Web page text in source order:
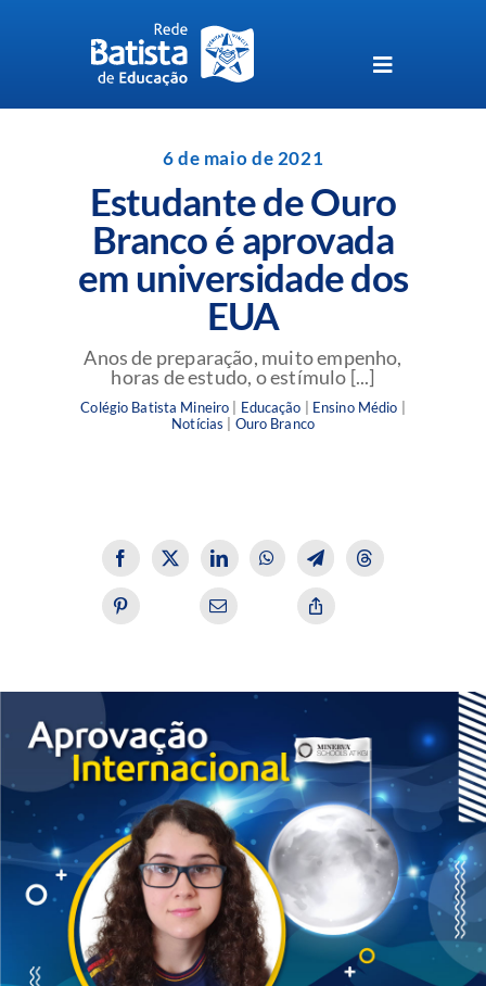
Toggle
Navigation
Perguntas Frequentes
Blog da Rede Batista
6 de maio de 2021
Estudante de Ouro
Branco é aprovada
em universidade dos
EUA
Anos de preparação, muito empenho,
horas de estudo, o estímulo [...]
Colégio Batista Mineiro Educação Ensino Médio
Notícias
Ouro Branco